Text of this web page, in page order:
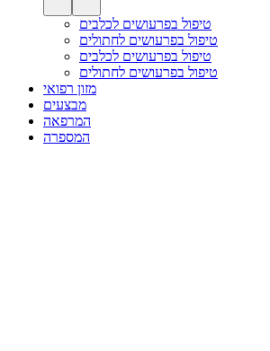
טיפול בפרעושים לכלבים
טיפול בפרעושים לחתולים
טיפול בפרעושים לכלבים
טיפול בפרעושים לחתולים
מזון רפואי
מבצעים
המרפאה
המספרה